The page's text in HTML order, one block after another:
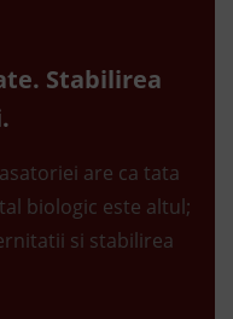
Stabilirea
are ca tata
biologic este altul;
si stabilirea